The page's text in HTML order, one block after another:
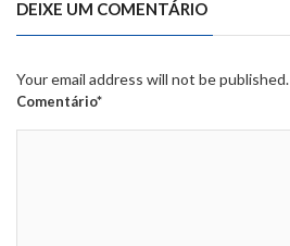
DEIXE UM COMENTÁRIO
Your email address will not be published.
Comentário*